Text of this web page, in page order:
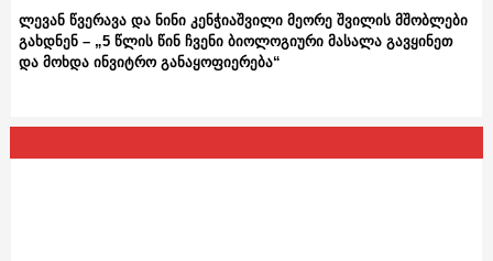
ლევან წვერავა და ნინი კენჭიაშვილი მეორე შვილის მშობლები
გახდნენ – „5 წლის წინ ჩვენი ბიოლოგიური მასალა გავყინეთ
და მოხდა ინვიტრო განაყოფიერება“